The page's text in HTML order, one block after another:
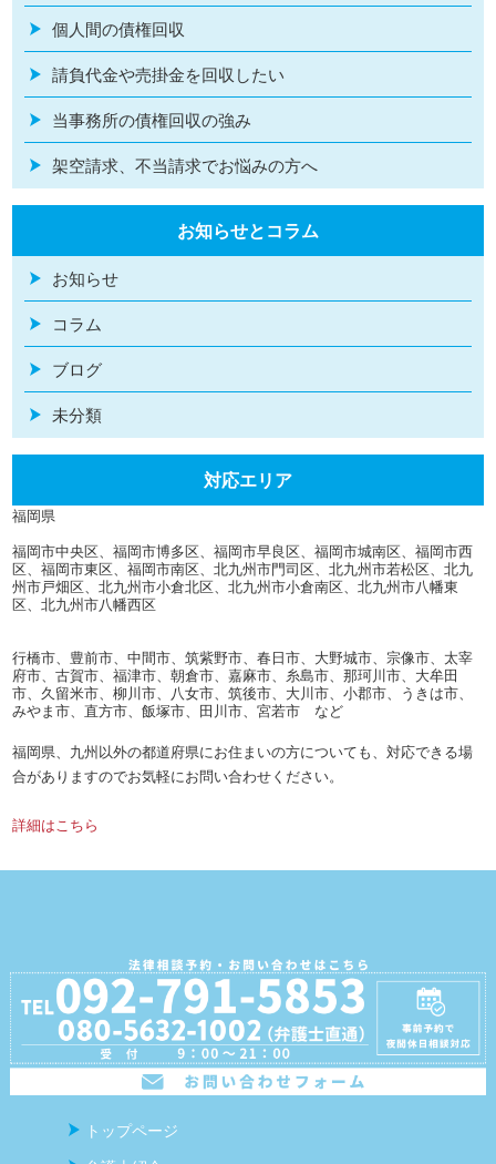
個人間の債権回収
請負代金や売掛金を回収したい
当事務所の債権回収の強み
架空請求、不当請求でお悩みの方へ
お知らせとコラム
お知らせ
コラム
ブログ
未分類
対応エリア
福岡県
福岡市中央区、福岡市博多区、福岡市早良区、福岡市城南区、福岡市西
区、福岡市東区、福岡市南区、北九州市門司区、北九州市若松区、北九
州市戸畑区、北九州市小倉北区、北九州市小倉南区、北九州市八幡東
区、北九州市八幡西区
行橋市、豊前市、中間市、筑紫野市、春日市、大野城市、宗像市、太宰
府市、古賀市、福津市、朝倉市、嘉麻市、糸島市、那珂川市、大牟田
市、久留米市、柳川市、八女市、筑後市、大川市、小郡市、うきは市、
みやま市、直方市、飯塚市、田川市、宮若市 など
福岡県、九州以外の都道府県にお住まいの方についても、対応できる場
合がありますのでお気軽にお問い合わせください。
詳細はこちら
トップページ